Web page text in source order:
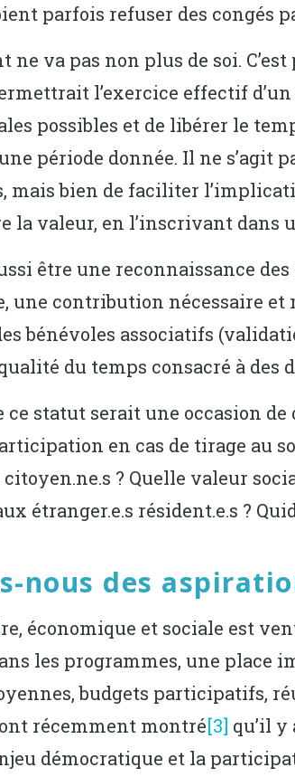
parfois refuser des
ne va pas non plus de soi.
l’exercice effectif
possibles et de libérer le
période donnée. Il ne s’agit
mais bien de faciliter
la valeur, en l’inscrivant dans
être une reconnaissance
une contribution nécessaire
bénévoles associatifs
du temps consacré à des
ce statut serait une occasion
en cas de tirage au
? Quelle valeur
étranger.e.s résident.e.s ?
nous des
économique et sociale est
les programmes, une place
budgets participatifs,
récemment montré[3] qu’il
démocratique et la